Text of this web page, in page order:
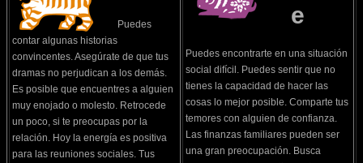
Puedes
contar algunas historias
convincentes. Asegúrate de que tus
dramas no perjudican a los demás.
Es posible que encuentres a alguien
muy enojado o molesto. Retrocede
un poco, si te preocupas por la
relación. Hoy la energía es positiva
para las reuniones sociales. Tus
e
Puedes encontrarte en una situación
social difícil. Puedes sentir que no
tienes la capacidad de hacer las
cosas lo mejor posible. Comparte tus
temores con alguien de confianza.
Las finanzas familiares pueden ser
una gran preocupación. Busca